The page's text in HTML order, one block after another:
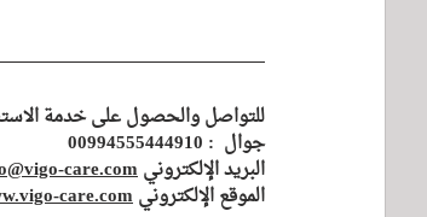
للتواصل والحصول على خدمة
جوال  : 00994555444910
البريد الإلكتروني care.com
الموقع الإلكتروني care.com